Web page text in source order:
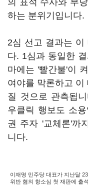
의 표적 수사와 부
하는 분위기입니다.
2심 선고 결과는 이
다. 1심과 동일한
마에는 '빨간불'이
여야를 막론하고
질 것으로 관측됩
우클릭 행보도 소
권 주자 '교체론'까
니다.
이재명 민주당 대표가 지난달
위반 혐의 항소심 첫 재판에 출